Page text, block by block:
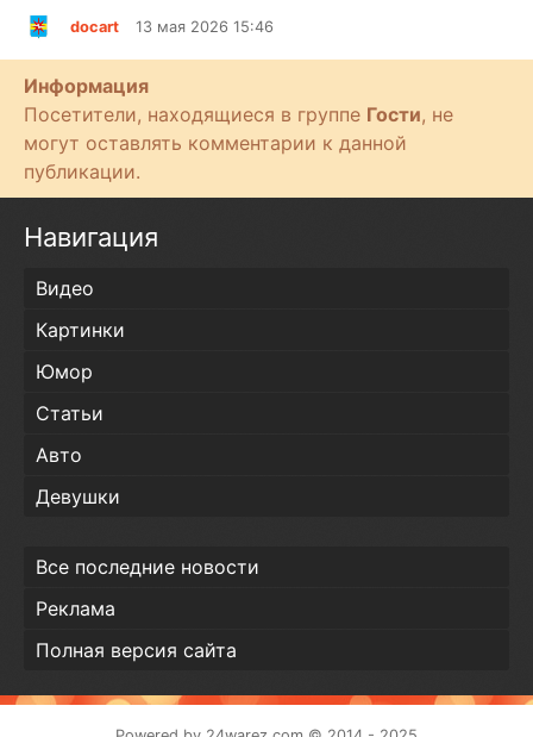
docart 13 мая 2026 15:46
Информация
Посетители, находящиеся в группе Гости, не
могут оставлять комментарии к данной
публикации.
Навигация
Видео
Картинки
Юмор
Статьи
Авто
Девушки
Все последние новости
Реклама
Полная версия сайта